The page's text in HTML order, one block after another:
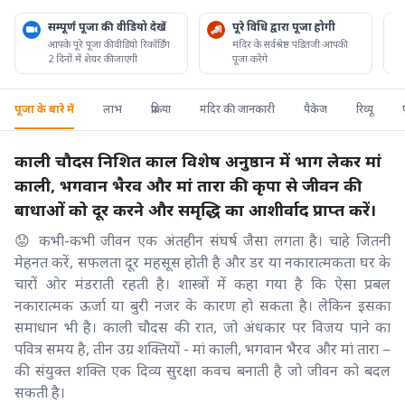
सम्पूर्ण पूजा की वीडियो देखें
आपके पूरे पूजा की वीडियो रिकॉर्डिंग
2 दिनों में शेयर की जाएगी
पूरे विधि द्वारा पूजा होगी
मंदिर के सर्वश्रेष्ठ पंडितजी आपकी
पूजा करेंगे
पूजा के बारे में लाभ प्रक्रिया मंदिर की जानकारी पैकेज रिव्यू
काली चौदस निशित काल विशेष अनुष्ठान में भाग लेकर मां
काली, भगवान भैरव और मां तारा की कृपा से जीवन की
बाधाओं को दूर करने और समृद्धि का आशीर्वाद प्राप्त करें।
😟 कभी-कभी जीवन एक अंतहीन संघर्ष जैसा लगता है। चाहे जितनी
मेहनत करें, सफलता दूर महसूस होती है और डर या नकारात्मकता घर के
चारों ओर मंडराती रहती है। शास्त्रों में कहा गया है कि ऐसा प्रबल
नकारात्मक ऊर्जा या बुरी नजर के कारण हो सकता है। लेकिन इसका
समाधान भी है। काली चौदस की रात, जो अंधकार पर विजय पाने का
पवित्र समय है, तीन उग्र शक्तियों - मां काली, भगवान भैरव और मां तारा –
की संयुक्त शक्ति एक दिव्य सुरक्षा कवच बनाती है जो जीवन को बदल
सकती है।